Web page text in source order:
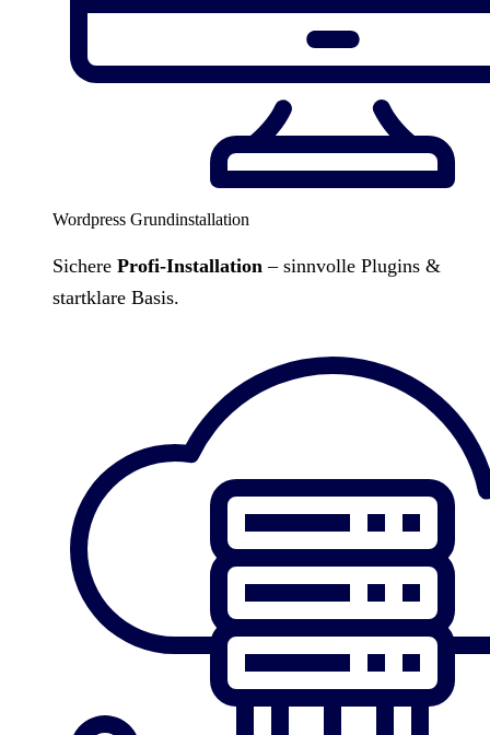
Wordpress Grundinstallation
Sichere Profi-Installation – sinnvolle Plugins &
startklare Basis.